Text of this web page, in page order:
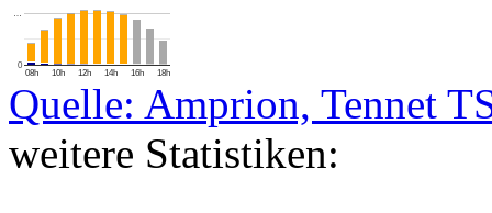
08h 10h 12h 14h 16h 18h
0
…
Quelle: Amprion, Tennet
weitere Statistiken: